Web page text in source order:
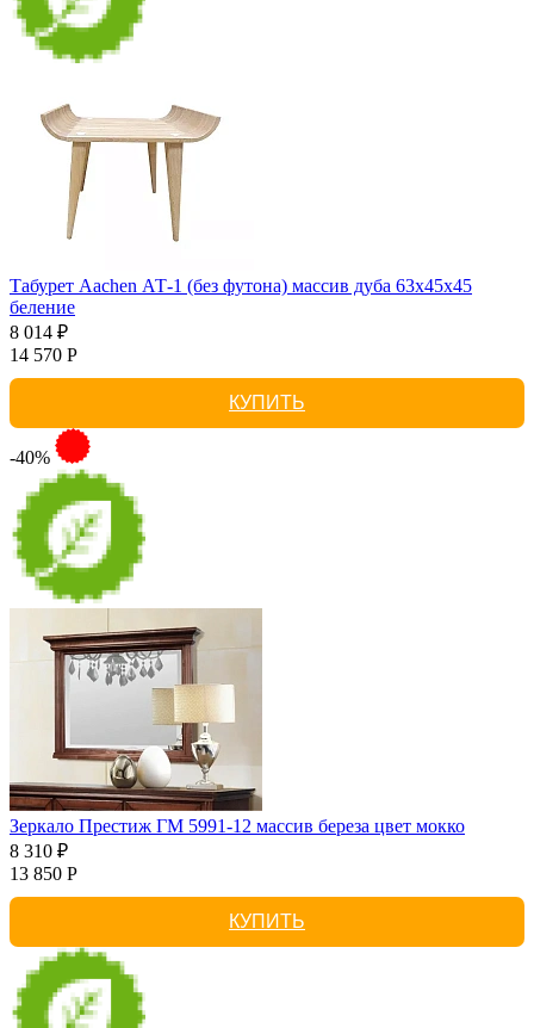
Табурет Aachen АТ-1 (без футона) массив дуба 63х45х45
беление
8 014 ₽
14 570 Р
КУПИТЬ
-40%
Зеркало Престиж ГМ 5991-12 массив береза цвет мокко
8 310 ₽
13 850 Р
КУПИТЬ